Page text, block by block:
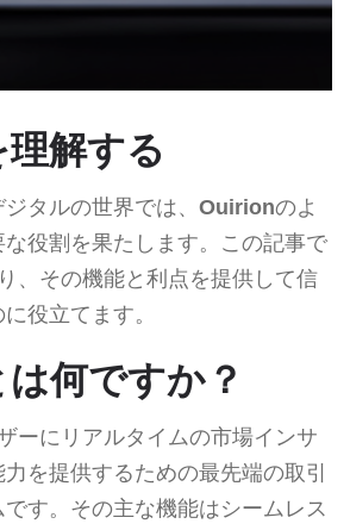
解する
タルの世界では、 Ouirionのよ
な役割を果たします。この記事で
、その機能と利点を提供して信
役立てます。
何ですか？
ーにリアルタイムの市場インサ
を提供するための最先端の取引
す。その主な機能はシームレス